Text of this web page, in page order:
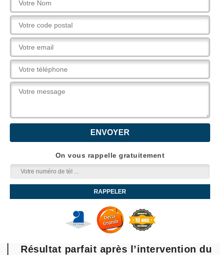
On vous rappelle gratuitement
Résultat parfait après l’intervention du